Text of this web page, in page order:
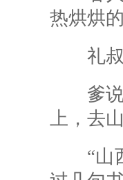
热烘烘的
礼叔
爹说
上，去
“山西